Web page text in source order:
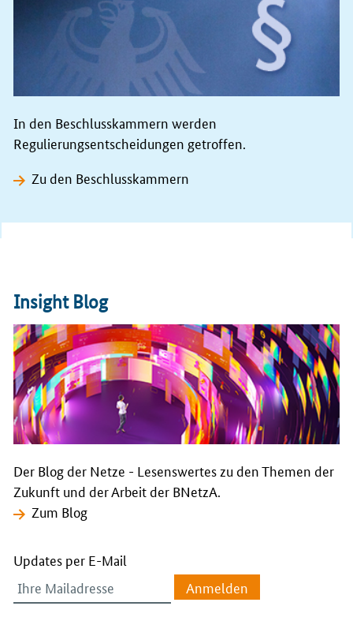
In den Beschlusskammern werden
Regulierungsentscheidungen getroffen.
Zu den Beschlusskammern
Insight Blog
Der Blog der Netze - Lesenswertes zu den Themen der
Zukunft und der Arbeit der BNetzA.
Zum Blog
Updates per E-Mail